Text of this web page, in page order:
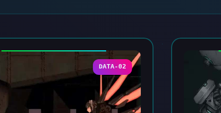
DATA-02